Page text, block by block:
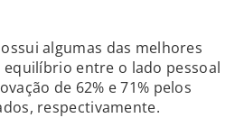
algumas das melhores
entre o lado pessoal
de 62% e 71% pelos
respectivamente.